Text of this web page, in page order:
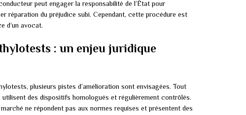
peut engager la responsabilité de l’État pour
réparation du préjudice subi. Cependant, cette procédure est
d’un avocat.
: un enjeu juridique
plusieurs pistes d’amélioration sont envisagées. Tout
utilisent des dispositifs homologués et régulièrement contrôlés.
ne répondent pas aux normes requises et présentent des